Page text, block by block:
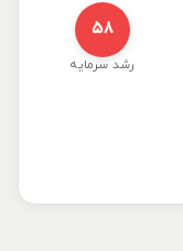
۵۸
رشد سرمایه